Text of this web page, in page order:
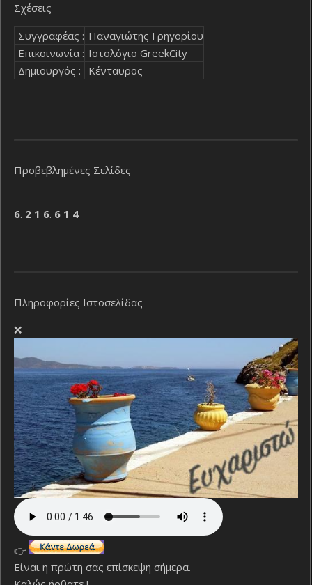
Σχέσεις
Συγγραφέας : Παναγιώτης Γρηγορίου
Επικοινωνία : Ιστολόγιο GreekCity
Δημιουργός :
Κένταυρος
Προβεβλημένες Σελίδες
6. 2 1 6. 6 1 4
Πληροφορίες Ιστοσελίδας
❌
👉
Είναι η πρώτη σας επίσκεψη σήμερα.